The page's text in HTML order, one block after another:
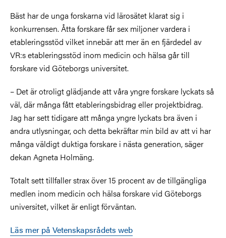
Bäst har de unga forskarna vid lärosätet klarat sig i
konkurrensen. Åtta forskare får sex miljoner vardera i
etableringsstöd vilket innebär att mer än en fjärdedel av
VR:s etableringsstöd inom medicin och hälsa går till
forskare vid Göteborgs universitet.
– Det är otroligt glädjande att våra yngre forskare lyckats så
väl, där många fått etableringsbidrag eller projektbidrag.
Jag har sett tidigare att många yngre lyckats bra även i
andra utlysningar, och detta bekräftar min bild av att vi har
många väldigt duktiga forskare i nästa generation, säger
dekan Agneta Holmäng.
Totalt sett tillfaller strax över 15 procent av de tillgängliga
medlen inom medicin och hälsa forskare vid Göteborgs
universitet, vilket är enligt förväntan.
Läs mer på Vetenskapsrådets web